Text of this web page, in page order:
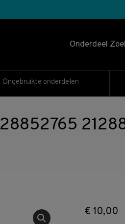
Onderdeel
Ongebruikte onderdelen
€ 10,00